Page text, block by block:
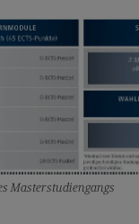
Informatik
Masterstudiengangs